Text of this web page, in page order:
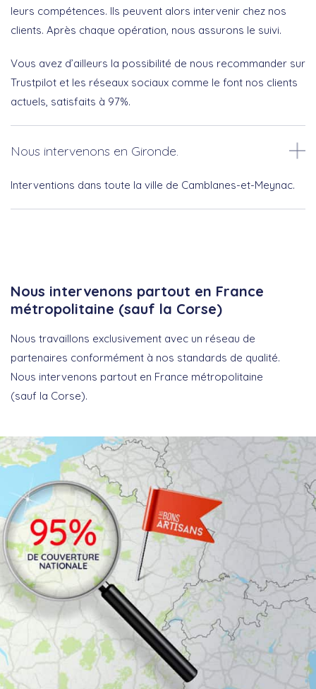
leurs compétences. Ils peuvent alors intervenir chez nos
clients. Après chaque opération, nous assurons le suivi.
Vous avez d’ailleurs la possibilité de nous recommander sur
Trustpilot et les réseaux sociaux comme le font nos clients
actuels, satisfaits à 97%.
Nous intervenons en Gironde.
Interventions dans toute la ville de Camblanes-et-Meynac.
Nous intervenons partout en France
métropolitaine (sauf la Corse)
Nous travaillons exclusivement avec un réseau de
partenaires conformément à nos standards de qualité.
Nous intervenons partout en France métropolitaine
(sauf la Corse).